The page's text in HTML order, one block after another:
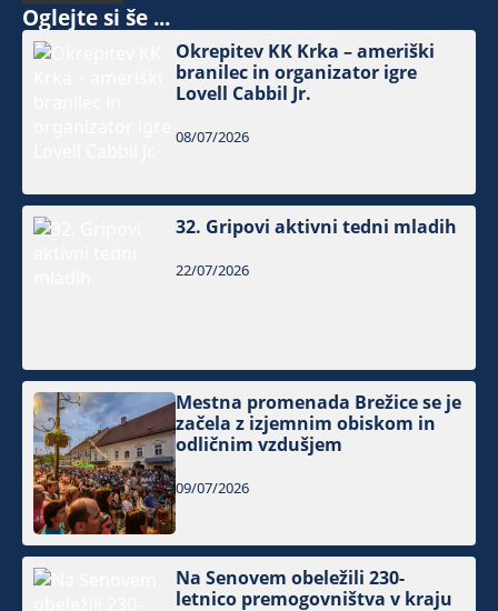
Oglejte si še ...
Okrepitev KK Krka – ameriški
branilec in organizator igre
Lovell Cabbil Jr.
08/07/2026
32. Gripovi aktivni tedni mladih
22/07/2026
Mestna promenada Brežice se je
začela z izjemnim obiskom in
odličnim vzdušjem
09/07/2026
Na Senovem obeležili 230-
letnico premogovništva v kraju